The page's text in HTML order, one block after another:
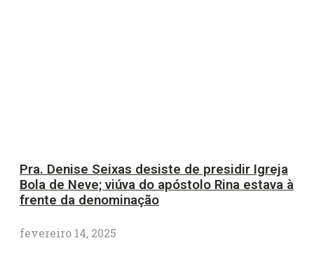
Pra. Denise Seixas desiste de presidir Igreja
Bola de Neve; viúva do apóstolo Rina estava à
frente da denominação
fevereiro 14, 2025